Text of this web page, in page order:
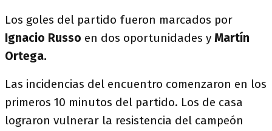
Los goles del partido fueron marcados por
Ignacio Russo en dos oportunidades y Martín
Ortega.
Las incidencias del encuentro comenzaron en los
primeros 10 minutos del partido. Los de casa
lograron vulnerar la resistencia del campeón